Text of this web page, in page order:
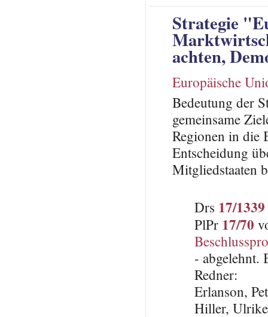
Strategie
achten,
Europäische
Bedeutung der
gemeinsame
Regionen in die
Entscheidung
Mitgliedstaaten
Drs 17/1339
PlPr 17/70
- abgelehnt.
Redner:
Erlanson,
Hiller,